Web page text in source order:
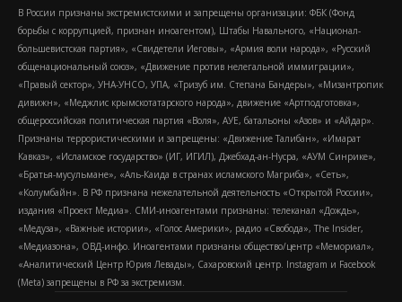
В России признаны экстремистскими и запрещены организации: ФБК (Фонд
борьбы с коррупцией, признан иноагентом), Штабы Навального, «Национал-
большевистская партия», «Свидетели Иеговы», «Армия воли народа», «Русский
общенациональный союз», «Движение против нелегальной иммиграции»,
«Правый сектор», УНА-УНСО, УПА, «Тризуб им. Степана Бандеры», «Мизантропик
дивижн», «Меджлис крымскотатарского народа», движение «Артподготовка»,
общероссийская политическая партия «Воля», АУЕ, батальоны «Азов» и «Айдар».
Признаны террористическими и запрещены: «Движение Талибан», «Имарат
Кавказ», «Исламское государство» (ИГ, ИГИЛ), Джебхад-ан-Нусра, «АУМ Синрике»,
«Братья-мусульмане», «Аль-Каида в странах исламского Магриба», «Сеть»,
«Колумбайн». В РФ признана нежелательной деятельность «Открытой России»,
издания «Проект Медиа». СМИ-иноагентами признаны: телеканал «Дождь»,
«Медуза», «Важные истории», «Голос Америки», радио «Свобода», The Insider,
«Медиазона», ОВД-инфо. Иноагентами признаны общество/центр «Мемориал»,
«Аналитический Центр Юрия Левады», Сахаровский центр. Instagram и Facebook
(Metа) запрещены в РФ за экстремизм.